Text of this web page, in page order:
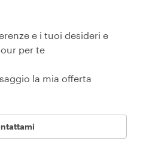
e i tuoi desideri e
per te
la mia offerta